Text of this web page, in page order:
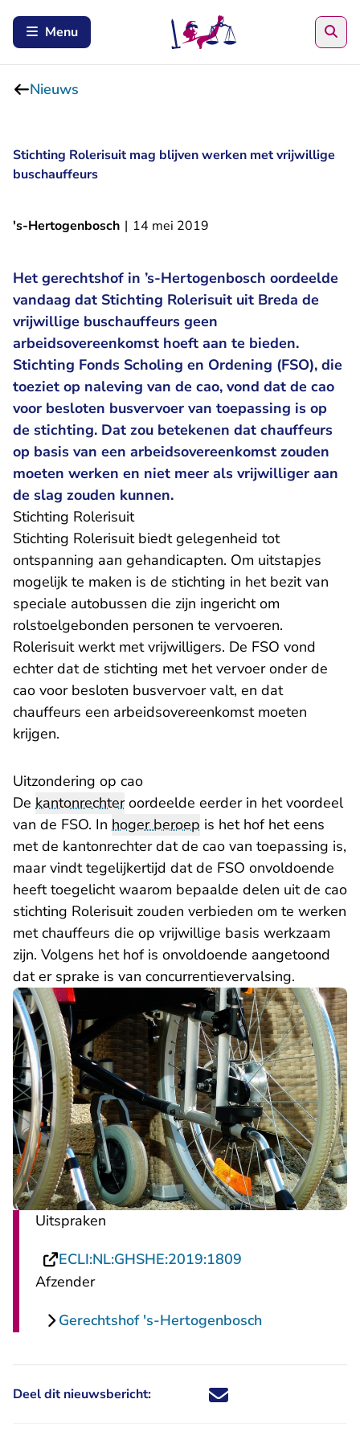
Menu
Nieuws
Stichting Rolerisuit mag blijven werken met vrijwillige
buschauffeurs
's-Hertogenbosch | 14 mei 2019
Het gerechtshof in ’s-Hertogenbosch oordeelde
vandaag dat Stichting Rolerisuit uit Breda de
vrijwillige buschauffeurs geen
arbeidsovereenkomst hoeft aan te bieden.
Stichting Fonds Scholing en Ordening (FSO), die
toeziet op naleving van de cao, vond dat de cao
voor besloten busvervoer van toepassing is op
de stichting. Dat zou betekenen dat chauffeurs
op basis van een arbeidsovereenkomst zouden
moeten werken en niet meer als vrijwilliger aan
de slag zouden kunnen.
Stichting Rolerisuit
Stichting Rolerisuit biedt gelegenheid tot
ontspanning aan gehandicapten. Om uitstapjes
mogelijk te maken is de stichting in het bezit van
speciale autobussen die zijn ingericht om
rolstoelgebonden personen te vervoeren.
Rolerisuit werkt met vrijwilligers. De FSO vond
echter dat de stichting met het vervoer onder de
cao voor besloten busvervoer valt, en dat
chauffeurs een arbeidsovereenkomst moeten
krijgen.
Uitzondering op cao
De kantonrechteroordeelde eerder in het voordeel
van de FSO. In hoger beroep is het hof het eens
met de kantonrechter dat de cao van toepassing is,
maar vindt tegelijkertijd dat de FSO onvoldoende
heeft toegelicht waarom bepaalde delen uit de cao
stichting Rolerisuit zouden verbieden om te werken
met chauffeurs die op vrijwillige basis werkzaam
zijn. Volgens het hof is onvoldoende aangetoond
dat er sprake is van concurrentievervalsing.
Uitspraken
ECLI:NL:GHSHE:2019:1809
Afzender
Gerechtshof 's-Hertogenbosch
Deel dit nieuwsbericht: Deel dit nieuwsbericht via X -
Deel dit nieuwsbericht via
Deel dit nieuwsbericht
Deel dit